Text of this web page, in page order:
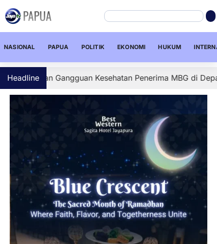
NASIONAL PAPUA POLITIK EKONOMI HUKUM
Headline
Gangguan Kesehatan Penerima MBG di Depapre,